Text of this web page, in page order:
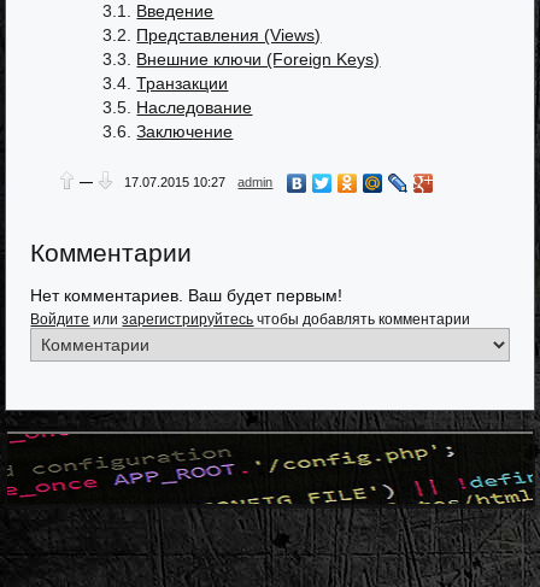
3.1. Введение
3.2. Представления (Views)
3.3. Внешние ключи (Foreign Keys)
3.4.Транзакции
3.5. Наследование
3.6.Заключение
— 17.07.2015 10:27 admin
Комментарии
Нет комментариев. Ваш будет первым!
Войдите илизарегистрируйтесь чтобы добавлять комментарии